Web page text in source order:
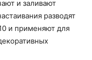
и заливают
разводят
и применяют для